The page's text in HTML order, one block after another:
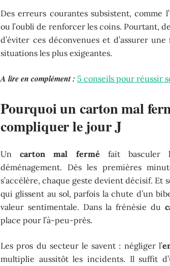
Des erreurs courantes subsistent, comme
ou l’oubli de renforcer les coins. Pourtant,
d’éviter ces déconvenues et d’assurer
situations les plus exigeantes.
A lire en complément : 5 conseils pour réussir
Pourquoi un carton mal
compliquer le jour J
Uncarton mal fermé fait basculer
déménagement. Dès les premières
s’accélère, chaque geste devient décisif. Et
qui glissent au sol, parfois la chute d’un
valeur sentimentale. Dans la frénésie du
place pour l’à-peu-près.
Les pros du secteur le savent : négliger l’
multiplie aussitôt les incidents. Il suffit